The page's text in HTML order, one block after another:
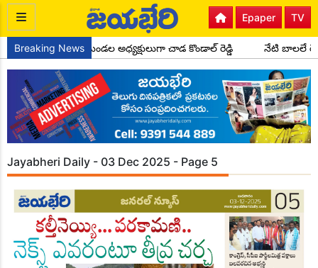
TV
Epaper
Breaking News
పార్టీ సైదాపూర్ మండల అధ్యక్షులుగా చాడ కొండాల్ రెడ్డి నేటి బాలలే
Jayabheri Daily - 03 Dec 2025 - Page 5